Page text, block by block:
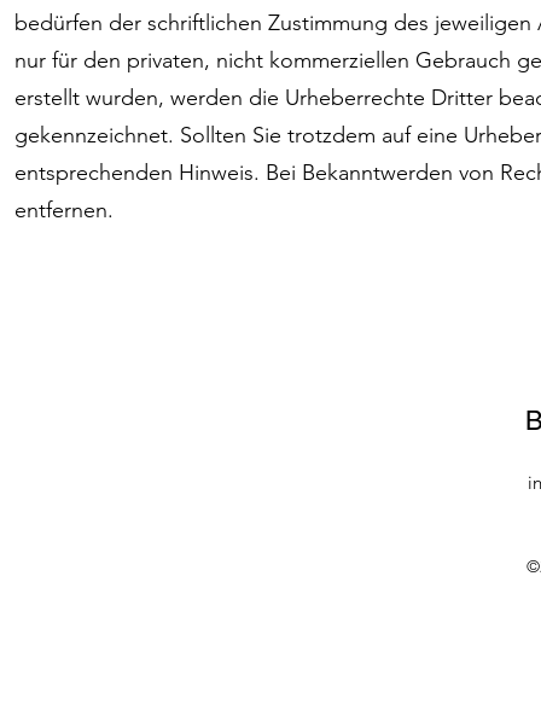
bedürfen der schriftlichen Zustimmung des
nur für den privaten, nicht kommerziellen Gebrauch
erstellt wurden, werden die Urheberrechte Dritter
gekennzeichnet. Sollten Sie trotzdem auf eine
entsprechenden Hinweis. Bei Bekanntwerden von
entfernen.